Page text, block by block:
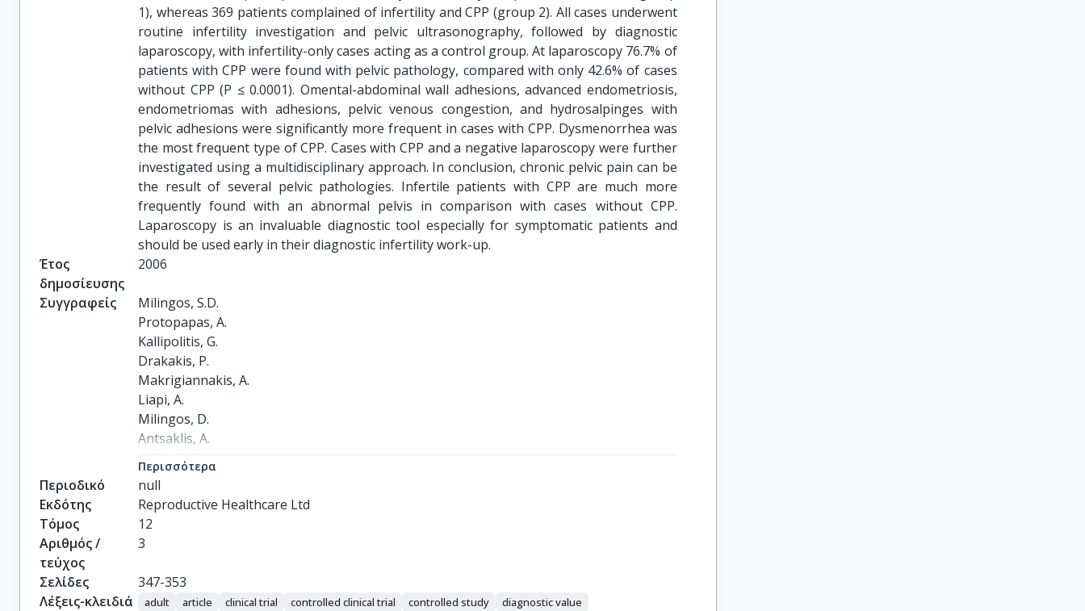
1), whereas 369 patients complained of infertility and CPP (group 2). All cases underwent
routine infertility investigation and pelvic ultrasonography, followed by diagnostic
laparoscopy, with infertility-only cases acting as a control group. At laparoscopy 76.7% of
patients with CPP were found with pelvic pathology, compared with only 42.6% of cases
without CPP (P ≤ 0.0001). Omental-abdominal wall adhesions, advanced endometriosis,
endometriomas with adhesions, pelvic venous congestion, and hydrosalpinges with
pelvic adhesions were significantly more frequent in cases with CPP. Dysmenorrhea was
the most frequent type of CPP. Cases with CPP and a negative laparoscopy were further
investigated using a multidisciplinary approach. In conclusion, chronic pelvic pain can be
the result of several pelvic pathologies. Infertile patients with CPP are much more
frequently found with an abnormal pelvis in comparison with cases without CPP.
Laparoscopy is an invaluable diagnostic tool especially for symptomatic patients and
should be used early in their diagnostic infertility work-up.
Έτος
δημοσίευσης
2006
Συγγραφείς
Milingos, S.D.
Protopapas, A.
Kallipolitis, G.
Drakakis, P.
Makrigiannakis, A.
Liapi, A.
Milingos, D.
Antsaklis, A.
Michalas, S.
Περισσότερα
Περιοδικό
null
Εκδότης
Reproductive Healthcare Ltd
Τόμος
12
Αριθμός /
τεύχος
3
Σελίδες
347-353
Λέξεις-κλειδιά
adult article clinical trial controlled clinical trial controlled study
diagnostic value